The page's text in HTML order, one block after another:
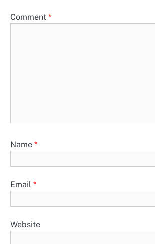
Comment *
Name *
Email *
Website